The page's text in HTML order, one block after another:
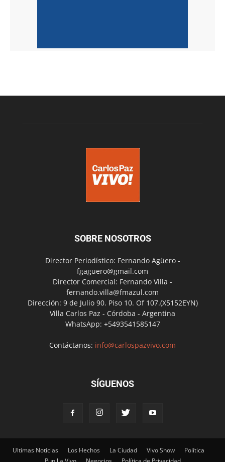
SOBRE NOSOTROS
Director Periodístico: Fernando Agüero -
fgaguero@gmail.com
Director Comercial: Fernando Villa -
fernando.villa@fmazul.com
Dirección: 9 de Julio 90. Piso 10. Of 107.(X5152EYN)
Villa Carlos Paz - Córdoba - Argentina
WhatsApp: +5493541585147
Contáctanos: info@carlospazvivo.com
SÍGUENOS
Ultimas Noticias Los Hechos La Ciudad Vivo Show
Política